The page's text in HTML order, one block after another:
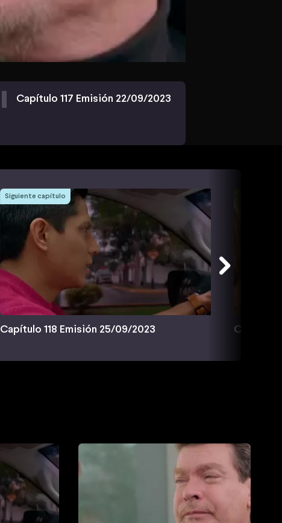
Capítulo 117 Emisión 22/09/2023
Siguiente capítulo
Capítulo 118 Emisión 25/09/2023 Capítulo